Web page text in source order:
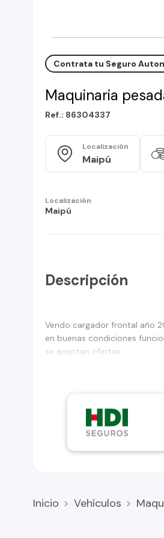
Contrata tu Seguro
Maquinaria
Ref.: 86304337
Localización
Maipú
Localización
Maipú
Descripción
Vendo cargador frontal año
en buenas condiciones
se aceptan ofertas
Inicio Vehículos